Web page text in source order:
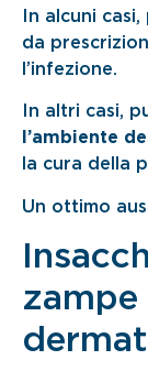
In alcuni
da
l’infezione.
In altri casi,
l’ambiente
la cura della
Un ottimo